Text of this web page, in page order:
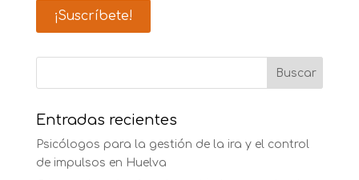
Entradas recientes
Psicólogos para la gestión de la ira y el control
de impulsos en Huelva